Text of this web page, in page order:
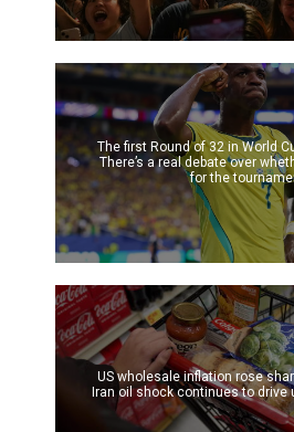
The first Round of 32 in World
There’s a real debate over
for the
US wholesale inflation rose
Iran oil shock continues to drive